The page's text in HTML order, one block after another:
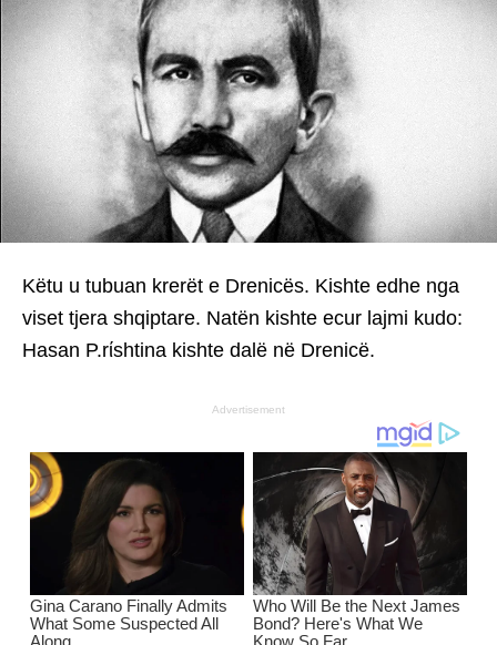
Këtu u tubuan krerët e Drenicës. Kishte edhe nga
viset tjera shqiptare. Natën kishte ecur lajmi kudo:
Hasan P.rίshtina kishte dalë në Drenicë.
Advertisement